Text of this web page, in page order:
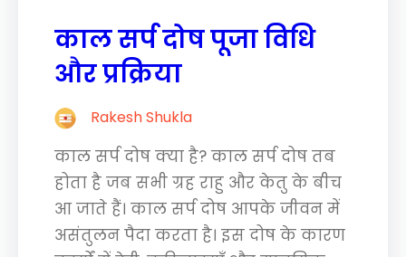
काल सर्प दोष पूजा विधि
और प्रक्रिया
Rakesh Shukla
काल सर्प दोष क्या है? काल सर्प दोष तब
होता है जब सभी ग्रह राहु और केतु के बीच
आ जाते हैं। काल सर्प दोष आपके जीवन में
असंतुलन पैदा करता है। इस दोष के कारण